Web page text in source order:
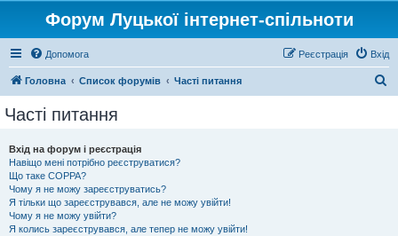
Форум Луцької інтернет-спільноти
Допомога Вхід
Реєстрація
Головна Список форумів Часті питання
Часті питання
Вхід на форум і реєстрація
Навіщо мені потрібно реєструватися?
Що таке COPPA?
Чому я не можу зареєструватись?
Я тільки що зареєструвався, але не можу увійти!
Чому я не можу увійти?
Я колись зареєструвався, але тепер не можу увійти!